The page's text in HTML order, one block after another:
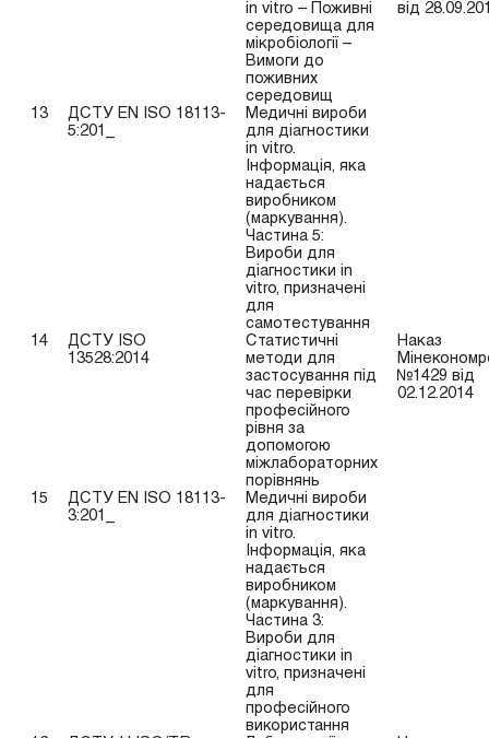
in vitro – Поживні
середовища для
мікробіології –
Вимоги до
поживних
середовищ
від
13
ДСТУ EN ISO 18113-
5:201_
Медичні вироби
для діагностики
in vitro.
Інформація, яка
надається
виробником
(маркування).
Частина 5:
Вироби для
діагностики in
vitro, призначені
для
самотестування
14
ДСТУ ISO
13528:2014
Статистичні
методи для
застосування під
час перевірки
професійного
рівня за
допомогою
міжлабораторних
порівнянь
Наказ
№1429 від
02.12.2014
15
ДСТУ EN ISO 18113-
3:201_
Медичні вироби
для діагностики
in vitro.
Інформація, яка
надається
виробником
(маркування).
Частина 3:
Вироби для
діагностики in
vitro, призначені
для
професійного
використання